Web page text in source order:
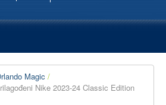
Magic
Nike 2023-24 Classic Edition